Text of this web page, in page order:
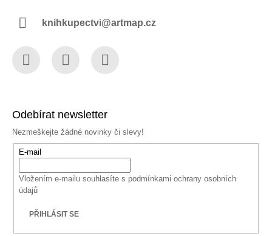
knihkupectvi@artmap.cz
Odebírat newsletter
Nezmeškejte žádné novinky či slevy!
E-mail
Vložením e-mailu souhlasíte s podmínkami ochrany osobních
údajů
PŘIHLÁSIT SE